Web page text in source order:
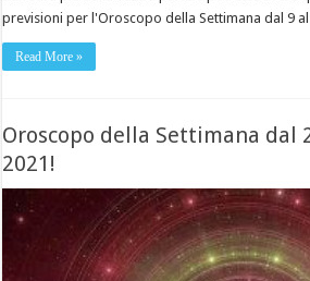
previsioni per l'Oroscopo della Settimana dal 9
Read More »
Oroscopo della Settimana dal
2021!